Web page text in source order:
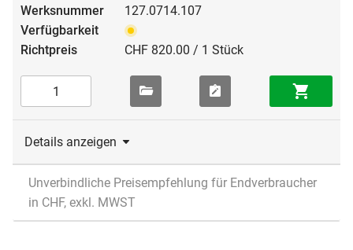
127.0714.107
CHF 820.00 / 1 Stück
Details anzeigen
Unverbindliche Preisempfehlung für Endverbraucher
in CHF, exkl. MWST